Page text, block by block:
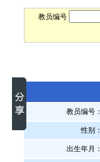
教员编号
教员编号：
性别：
出生年月：